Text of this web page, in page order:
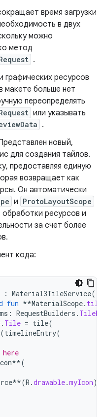
время загрузки
в двух
можно
метод
.
графических ресурсов
макете больше нет
переопределять
или указывать
.
новый,
для создания тайлов.
предоставляя единую
возвращает как
Он автоматически
и ProtoLayoutScope
ресурсов и
за счет более
кода:
: Material3TileService()
fun **MaterialScope.
: RequestBuilders .
. Tile = tile(
(timelineEntry(
**(
**(R .drawable.myIcon